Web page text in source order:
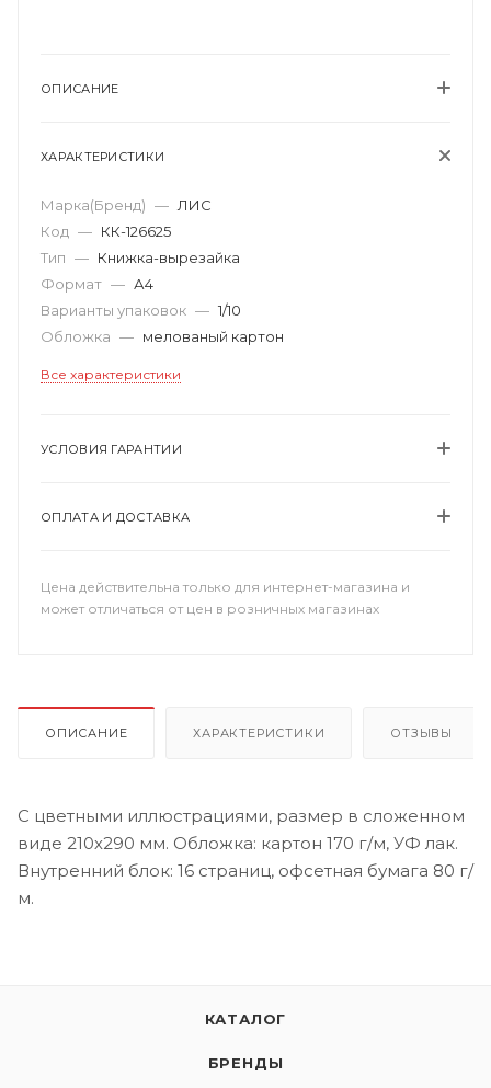
ОПИСАНИЕ
ХАРАКТЕРИСТИКИ
Марка(Бренд) — ЛИС
Код — КК-126625
Тип — Книжка-вырезайка
Формат — А4
Варианты упаковок — 1/10
Обложка — мелованый картон
Все характеристики
УСЛОВИЯ ГАРАНТИИ
ОПЛАТА И ДОСТАВКА
Цена действительна только для интернет-магазина и
может отличаться от цен в розничных магазинах
ОПИСАНИЕ ХАРАКТЕРИСТИКИ ОТЗЫВЫ
С цветными иллюстрациями, размер в сложенном
виде 210х290 мм. Обложка: картон 170 г/м, УФ лак.
Внутренний блок: 16 страниц, офсетная бумага 80 г/
м.
КАТАЛОГ
БРЕНДЫ